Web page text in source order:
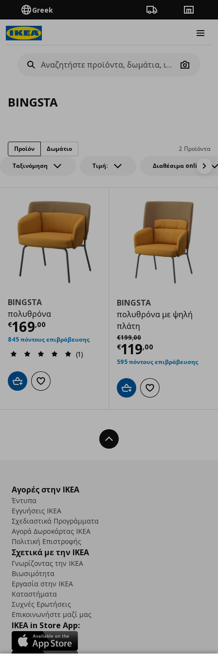
Greek Πορεία παραγγελίας
Camera
BINGSTA
Ταξινόμηση Τιμή: Διαθέσιμα online
2 Προϊόντα
Προϊόν Δωμάτιο
BINGSTA
πολυθρόνα
€169,00
Τρέχουσα τιμή € 169,00
845 πόντους επιβράβευσης
(1)
Προσθήκη στο καλάθι
Προσθήκη στα αγαπημένα
BINGSTA
πολυθρόνα με ψηλή
πλάτη
€199,00
Αρχική τιμή
€119,00
Τρέχουσα
595 πόντους επιβράβευσης
Προσθήκη στο καλάθι
Προσθήκη στα
Back To Top
Αγορές στην IKEA
Έντυπα
Εγγυήσεις IKEA
Σχεδιαστικά Προγράμματα
Αγορά Δωρoκάρτας IKEA
Πολιτική Επιστροφής
Σχετικά με την IKEA
Γνωρίζοντας την IKEA
Βιωσιμότητα
Εργασία στην IKEA
Καταστήματα
Συχνές Ερωτήσεις
Επικοινωνήστε μαζί μας
IKEA in Store App: